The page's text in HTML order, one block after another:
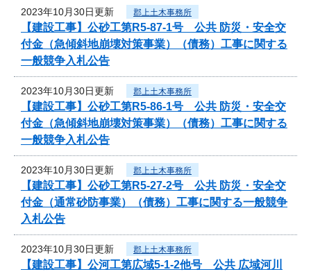
2023年10月30日更新 郡上土木事務所
【建設工事】公砂工第R5-87-1号 公共 防災・安全交
付金（急傾斜地崩壊対策事業）（債務）工事に関する
一般競争入札公告
2023年10月30日更新 郡上土木事務所
【建設工事】公砂工第R5-86-1号 公共 防災・安全交
付金（急傾斜地崩壊対策事業）（債務）工事に関する
一般競争入札公告
2023年10月30日更新 郡上土木事務所
【建設工事】公砂工第R5-27-2号 公共 防災・安全交
付金（通常砂防事業）（債務）工事に関する一般競争
入札公告
2023年10月30日更新 郡上土木事務所
【建設工事】公河工第広域5-1-2他号 公共 広域河川